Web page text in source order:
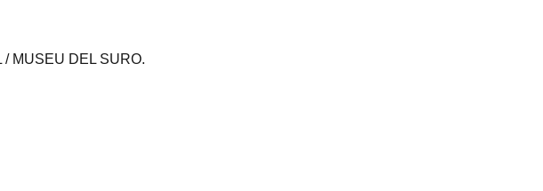
/ MUSEU DEL SURO.